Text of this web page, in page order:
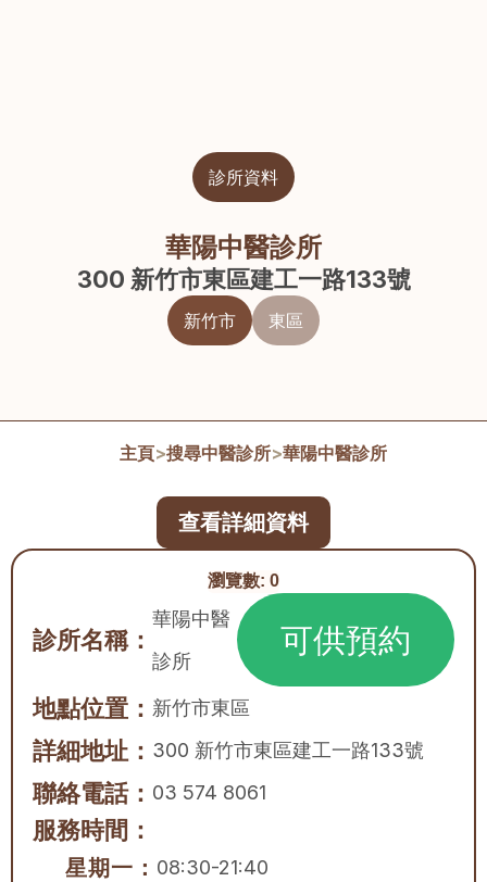
診所資料
華陽中醫診所
300 新竹市東區建工一路133號
新竹市 東區
主頁>搜尋中醫診所>華陽中醫診所
瀏覽數: 0
診所名稱：
華陽中醫
診所
可供預約
地點位置： 新竹市東區
詳細地址： 300 新竹市東區建工一路133號
聯絡電話： 03 574 8061
服務時間：
星期一： 08:30-21:40
查看詳細資料